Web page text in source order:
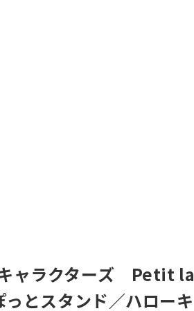
ャラクターズ Petit la
とスタンド／ハローキ